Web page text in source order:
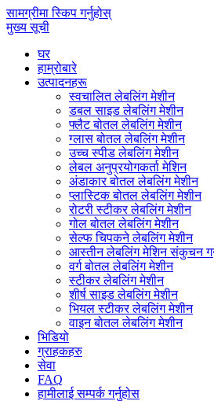
सामग्रीमा स्किप गर्नुहोस्
मुख्य सूची
घर
हाम्रोबारे
उत्पादनहरू
स्वचालित लेबलिंग मेशीन
डबल साइड लेबलिंग मेशीन
फ्लैट बोतल लेबलिंग मेशीन
ग्लास बोतल लेबलिंग मेशीन
उच्च स्पीड लेबलिंग मेशीन
लेबल अनुप्रयोगकर्ता मेशिन
अंडाकार बोतल लेबलिंग मेशीन
प्लास्टिक बोतल लेबलिंग मेशीन
रोटरी स्टीकर लेबलिंग मेशीन
गोल बोतल लेबलिंग मेशीन
सेल्फ चिपकने लेबलिंग मेशीन
आस्तीन लेबलिंग मेशिन संकुचन
वर्ग बोतल लेबलिंग मेशीन
स्टीकर लेबलिंग मेशीन
शीर्ष साइड लेबलिंग मेशीन
भियल स्टीकर लेबलिंग मेशीन
वाइन बोतल लेबलिंग मेशीन
भिडियो
ग्राहकहरु
सेवा
FAQ
हामीलाई सम्पर्क गर्नुहोस